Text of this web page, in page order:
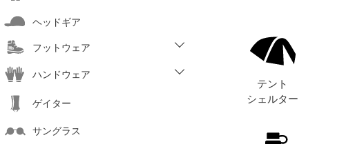
ヘッドギア
フットウェア
ハンドウェア
ゲイター
サングラス
テント
シェルター